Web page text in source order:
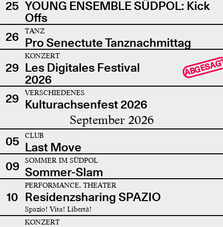
25 YOUNG ENSEMBLE SÜDPOL: Kick
Offs
26
TANZ
Pro Senectute Tanznachmittag
29
KONZERT
Les Digitales Festival
2026
29 VERSCHIEDENES
Kulturachsenfest 2026
September 2026
05 CLUB
Last Move
09
SOMMER IM SÜDPOL
Sommer-Slam
10
PERFORMANCE, THEATER
Residenzsharing SPAZIO
Spazio! Vita! Libertà!
KONZERT